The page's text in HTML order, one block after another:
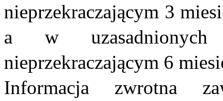
nieprzekraczającym 3
a w
nieprzekraczającym 6
Informacja zwrotna